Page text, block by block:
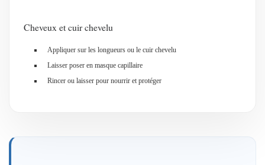
Cheveux et cuir chevelu
Appliquer sur les longueurs ou le cuir chevelu
Laisser poser en masque capillaire
Rincer ou laisser pour nourrir et protéger